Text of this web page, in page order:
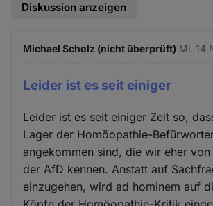
Diskussion anzeigen
Michael Scholz (nicht überprüft) Mi. 14
Leider ist es seit einiger
Leider ist es seit einiger Zeit so,
Lager der Homöopathie-
angekommen sind, die wir eher
der AfD kennen. Anstatt auf
einzugehen, wird ad hominem auf